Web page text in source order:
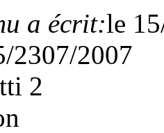
a écrit:le
2307/2007
2